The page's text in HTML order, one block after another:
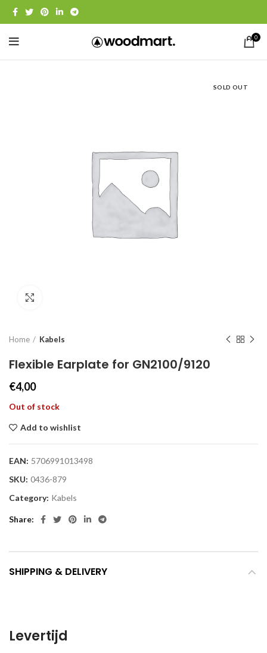
0
SOLD OUT
Home Kabels
Flexible Earplate for GN2100/9120
€4,00
Out of stock
Add to wishlist
EAN: 5706991013498
SKU: 0436-879
Category: Kabels
Share
SHIPPING & DELIVERY
Levertijd